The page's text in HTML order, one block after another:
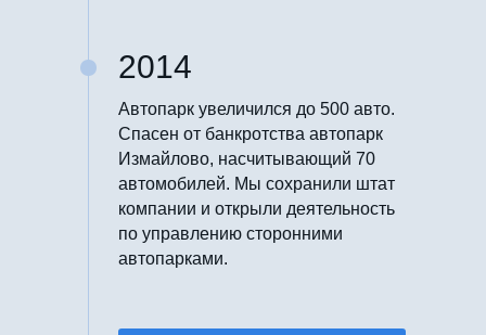
2014
Автопарк увеличился до 500 авто.
Спасен от банкротства автопарк
Измайлово, насчитывающий 70
автомобилей. Мы сохранили штат
компании и открыли деятельность
по управлению сторонними
автопарками.